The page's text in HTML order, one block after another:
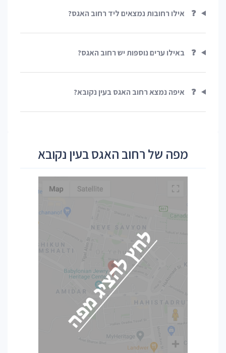
❓ אילו רחובות נמצאים ליד רחוב האגס?
❓ באילו ערים נוספות יש רחוב האגס?
❓ איפה נמצא רחוב האגס בעין נקובא?
מפה של רחוב האגס בעין נקובא